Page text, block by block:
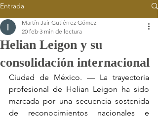
Entrada
Helian Leigon y su
consolidación internacional
Martín Jair Gutiérrez Gómez
20 feb 3 min de lectura
Ciudad de México. — La trayectoria
profesional de Helian Leigon ha sido
marcada por una secuencia sostenida
de reconocimientos nacionales e